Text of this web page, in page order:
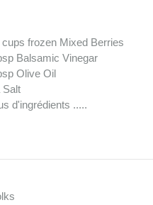
frozen Mixed Berries
Balsamic Vinegar
Olive Oil
Salt
d'ingrédients .....